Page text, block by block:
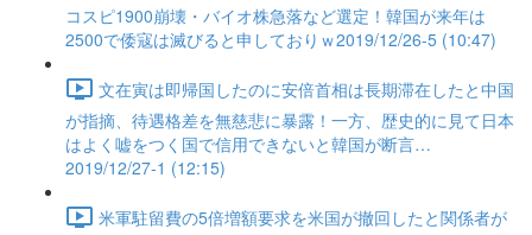
コスピ1900崩壊・バイオ株急落など選定！韓国が来年は
2500で倭寇は滅びると申しておりｗ2019/12/26-5 (10:47)
文在寅は即帰国したのに安倍首相は長期滞在したと中国
が指摘、待遇格差を無慈悲に暴露！一方、歴史的に見て日本
はよく嘘をつく国で信用できないと韓国が断言…
2019/12/27-1 (12:15)
米軍駐留費の5倍増額要求を米国が撤回したと関係者が